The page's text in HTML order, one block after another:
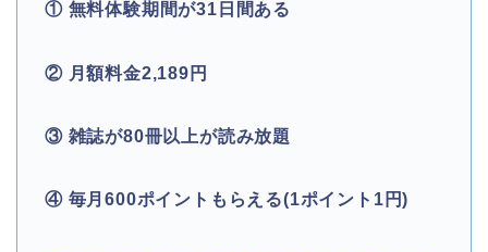
① 無料体験期間が31日間ある
② 月額料金2,189円
③ 雑誌が80冊以上が読み放題
④ 毎月600ポイントもらえる(1ポイント1円)